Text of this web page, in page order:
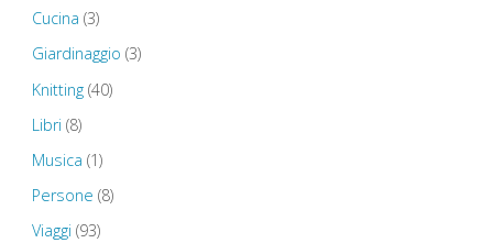
Cucina (3)
Giardinaggio (3)
Knitting(40)
Libri (8)
Musica (1)
Persone (8)
Viaggi (93)